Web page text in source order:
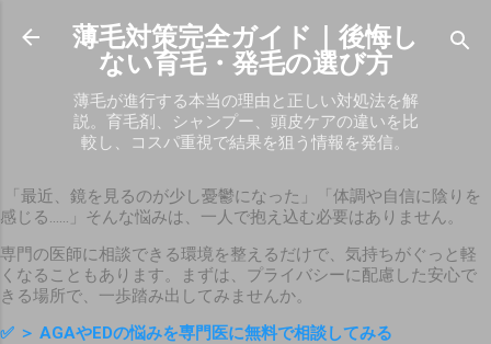
スキップしてメイン コンテンツに移動
薄毛対策完全ガイド｜後悔し
ない育毛・発毛の選び方
薄毛が進行する本当の理由と正しい対処法を解
説。育毛剤、シャンプー、頭皮ケアの違いを比
較し、コスパ重視で結果を狙う情報を発信。
「最近、鏡を見るのが少し憂鬱になった」「体調や自信に陰りを
感じる……」そんな悩みは、一人で抱え込む必要はありません。
専門の医師に相談できる環境を整えるだけで、気持ちがぐっと軽
くなることもあります。まずは、プライバシーに配慮した安心で
きる場所で、一歩踏み出してみませんか。
✅ ＞ AGAやEDの悩みを専門医に無料で相談してみる